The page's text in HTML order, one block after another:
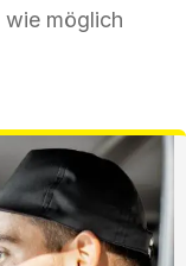
wie möglich